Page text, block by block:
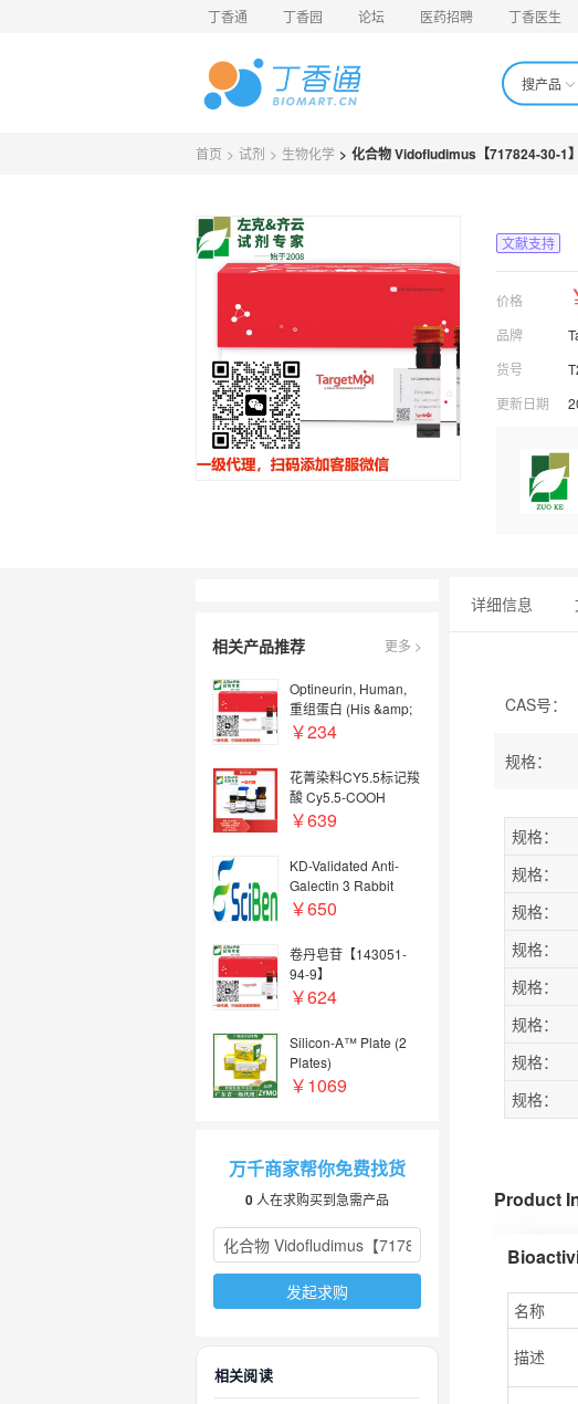
丁香通 丁香园 论坛 医药招聘 丁香医生
搜产品
首页 > 试剂 > 生物化学 > 化合物 Vidofludimus【717824-30-1】
文献支持
价格
品牌
货号
更新日期
相关产品推荐 更多 >
Optineurin, Human,
重组蛋白 (His &amp;
GST)
￥234
花菁染料CY5.5标记羧
酸 Cy5.5-COOH
￥639
KD-Validated Anti-
Galectin 3 Rabbit
pAb（KD&nbsp;KO验
￥650
卷丹皂苷【143051-
94-9】
￥624
Silicon-A™ Plate (2
Plates)
￥1069
万千商家帮你免费找货
0 人在求购买到急需产品
发起求购
相关阅读
详细信息
CAS号：
规格：
规格：
规格：
规格：
规格：
规格：
规格：
规格：
规格：
Product
名称
描述